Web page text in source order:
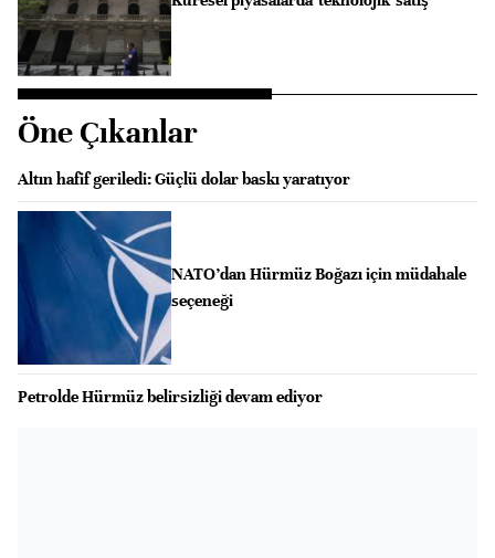
Öne Çıkanlar
Altın hafif geriledi: Güçlü dolar baskı yaratıyor
NATO’dan Hürmüz Boğazı için müdahale
seçeneği
Petrolde Hürmüz belirsizliği devam ediyor